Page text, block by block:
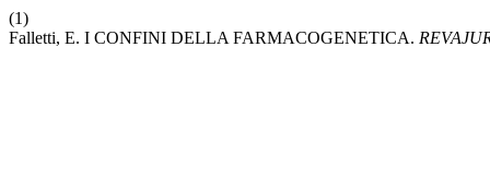
(1)
Falletti, E. I CONFINI DELLA FARMACOGENETICA.